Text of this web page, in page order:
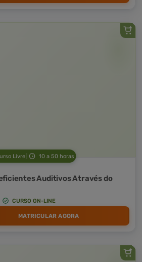
Livre 10 a 50 horas
Auditivos Através do
CURSO ON-LINE
MATRICULAR AGORA